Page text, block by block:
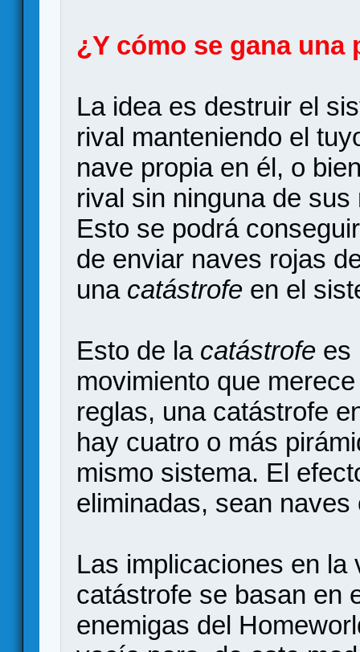
¿Y cómo se gana
La idea es destruir el
rival manteniendo el
nave propia en él, o
rival sin ninguna de
Esto se podrá
de enviar naves rojas
una catástrofe en el
Esto de la catástrofe es
movimiento que
reglas, una catástrofe
hay cuatro o más
mismo sistema. El
eliminadas, sean
Las implicaciones en la
catástrofe se basan en
enemigas del